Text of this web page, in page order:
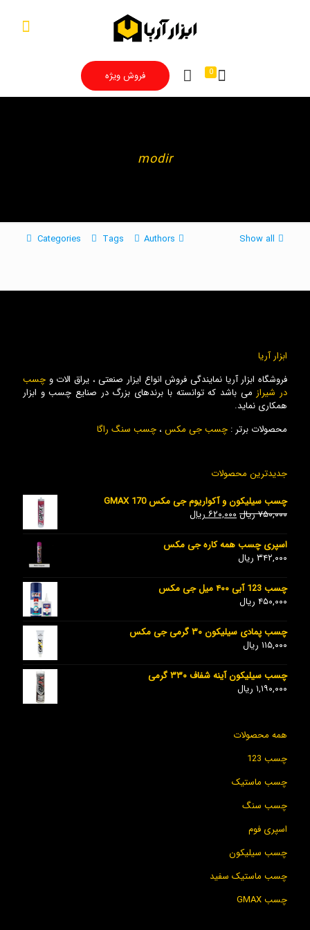
0 فروش ویژه
modir
Categories Tags Authors Show all
ابزار آریا
فروشگاه ابزار آریا نمایندگی فروش انواع ایزار صنعتی ، یراق الات و چسب
در شیراز می باشد که توانسته با برندهای بزرگ در صنایع چسب و ابزار
همکاری نماید.
محصولات برتر : چسب جی مکس، چسب سنگ راگا
جدیدترین محصولات
چسب سیلیکون و آکواریوم جی مکس GMAX 170
۷۵۰,۰۰۰ریال۶۲۰,۰۰۰ریال
اسپری چسب همه کاره جی مکس
۳۴۲,۰۰۰ ریال
چسب 123 آبی ۴۰۰ میل جی مکس
۴۵۰,۰۰۰ ریال
چسب پمادی سیلیکون ۳۰ گرمی جی مکس
۱۱۵,۰۰۰ ریال
چسب سیلیکون آینه شفاف ۳۳۰ گرمی
۱,۱۹۰,۰۰۰ ریال
همه محصولات
چسب 123
چسب ماستیک
چسب سنگ
اسپری فوم
چسب سیلیکون
چسب ماستیک سفید
چسب GMAX